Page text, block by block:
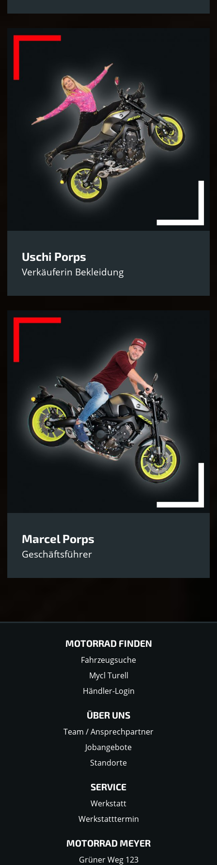
Uschi Porps
Verkäuferin Bekleidung
Marcel Porps
Geschäftsführer
MOTORRAD FINDEN
Fahrzeugsuche
Mycl Turell
Händler-Login
ÜBER UNS
Team / Ansprechpartner
Jobangebote
Standorte
SERVICE
Werkstatt
Werkstatttermin
MOTORRAD MEYER
Grüner Weg 123